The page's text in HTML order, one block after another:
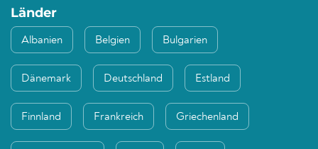
Länder
Albanien Belgien Bulgarien
Dänemark Deutschland Estland
Finnland Frankreich Griechenland